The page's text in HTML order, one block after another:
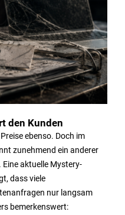
den Kunden
ebenso. Doch im
zunehmend ein anderer
aktuelle Mystery-
dass viele
nur langsam
bemerkenswert: